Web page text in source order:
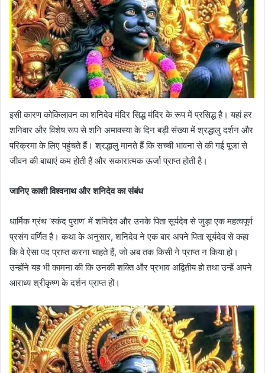
इसी कारण कोकिलावन का शनिदेव मंदिर सिद्ध मंदिर के रूप में प्रसिद्ध है। यहां हर
शनिवार और विशेष रूप से शनि अमावस्या के दिन बड़ी संख्या में श्रद्धालु दर्शन और
परिक्रमा के लिए पहुंचते हैं। श्रद्धालु मानते हैं कि सच्ची भावना से की गई पूजा से
जीवन की बाधाएं कम होती हैं और सकारात्मक ऊर्जा प्राप्त होती है।
जानिए काशी विश्वनाथ और शनिदेव का संबंध
धार्मिक ग्रंथ ‘स्कंद पुराण’ में शनिदेव और उनके पिता सूर्यदेव से जुड़ा एक महत्वपूर्ण
प्रसंग वर्णित है। कथा के अनुसार, शनिदेव ने एक बार अपने पिता सूर्यदेव से कहा
कि वे ऐसा पद प्राप्त करना चाहते हैं, जो अब तक किसी ने प्राप्त न किया हो।
उन्होंने यह भी कामना की कि उनकी शक्ति और प्रभाव अद्वितीय हो तथा उन्हें अपने
आराध्य श्रीकृष्ण के दर्शन प्राप्त हों।